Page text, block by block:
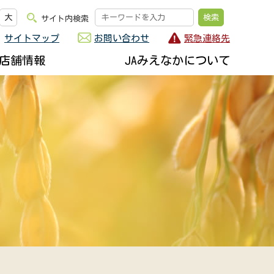
大 サイト内検索
サイトマップ お問い合わせ 緊急連絡先
舗情報 JAみえなかについて